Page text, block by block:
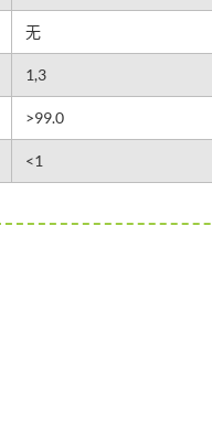
无
1,3
>99.0
<1